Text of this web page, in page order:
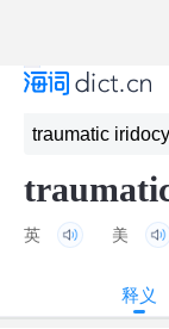
英 美
释义